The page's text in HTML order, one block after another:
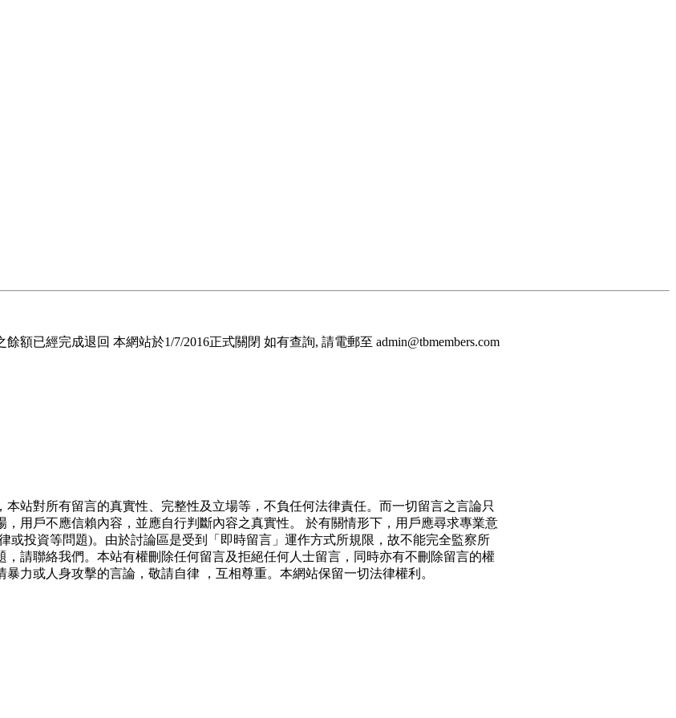
額已經完成退回 本網站於1/7/2016正式關閉 如有查詢, 請電郵至 admin@tbmembers.com
站對所有留言的真實性、完整性及立場等，不負任何法律責任。而一切留言之言論只
用戶不應信賴內容，並應自行判斷內容之真實性。 於有關情形下，用戶應尋求專業意
或投資等問題)。由於討論區是受到「即時留言」運作方式所規限，故不能完全監察所
請聯絡我們。本站有權刪除任何留言及拒絕任何人士留言，同時亦有不刪除留言的權
力或人身攻擊的言論，敬請自律 ，互相尊重。本網站保留一切法律權利。